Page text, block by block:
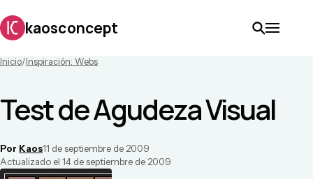
kaosconcept
Inicio/ Inspiración: Webs
Test de Agudeza Visual
Por Kaos11 de septiembre de 2009
Actualizado el 14 de septiembre de 2009